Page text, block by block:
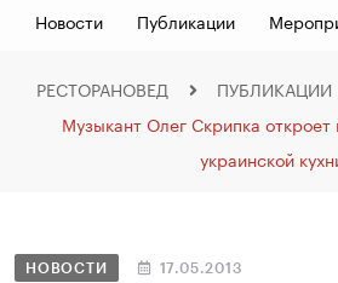
Новости Публикации
РЕСТОРАНОВЕД ПУБЛИКАЦИИ
Музыкант Олег Скрипка откроет
украинской
НОВОСТИ 17.05.2013